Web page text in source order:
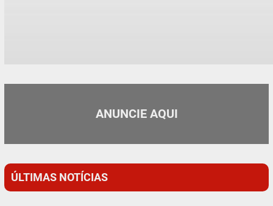
ANUNCIE AQUI
ÚLTIMAS NOTÍCIAS